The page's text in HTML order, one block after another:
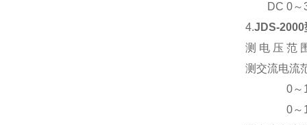
DC 0～
4.JDS-2000
测 电 压 范
测交流电流
0～
0～